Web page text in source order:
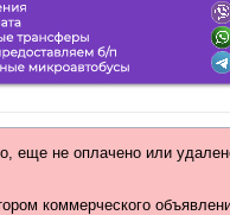
еще не оплачено или
коммерческого